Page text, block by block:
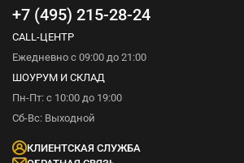
+7 (495) 215-28-24
CALL-ЦЕНТР
Ежедневно с 09:00 до 21:00
ШОУРУМ И СКЛАД
Пн-Пт: с 10:00 до 19:00
Сб-Вс: Выходной
КЛИЕНТСКАЯ СЛУЖБА